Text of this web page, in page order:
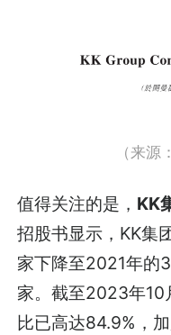
（来源
值得关注的是， KK
招股书显示，KK集
家下降至2021年的
家。截至2023年10
比已高达84.9%，